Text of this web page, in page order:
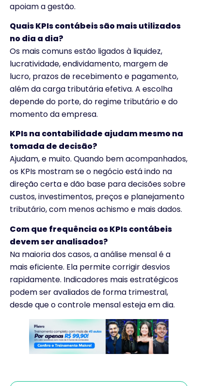
apoiam a gestão.
Quais KPIs contábeis são mais utilizados
no dia a dia?
Os mais comuns estão ligados à liquidez,
lucratividade, endividamento, margem de
lucro, prazos de recebimento e pagamento,
além da carga tributária efetiva. A escolha
depende do porte, do regime tributário e do
momento da empresa.
KPIs na contabilidade ajudam mesmo na
tomada de decisão?
Ajudam, e muito. Quando bem acompanhados,
os KPIs mostram se o negócio está indo na
direção certa e dão base para decisões sobre
custos, investimentos, preços e planejamento
tributário, com menos achismo e mais dados.
Com que frequência os KPIs contábeis
devem ser analisados?
Na maioria dos casos, a análise mensal é a
mais eficiente. Ela permite corrigir desvios
rapidamente. Indicadores mais estratégicos
podem ser avaliados de forma trimestral,
desde que o controle mensal esteja em dia.